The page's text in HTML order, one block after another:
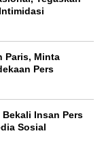
Paris, Minta
Pers
Insan Pers
Sosial